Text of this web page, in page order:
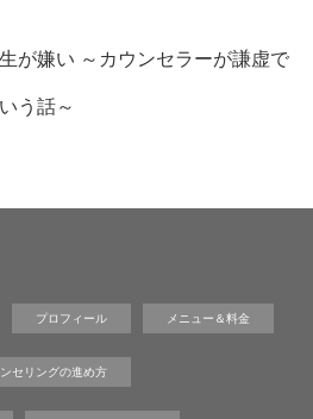
が嫌い ～カウンセラーが謙虚で
う話～
プロフィール メニュー＆料金
セリングの進め方